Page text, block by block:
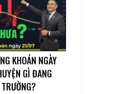
KHOÁN NGÀY
GÌ ĐANG